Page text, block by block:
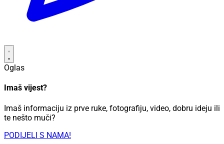
Oglas
Imaš vijest?
Imaš informaciju iz prve ruke, fotografiju, video, dobru ideju ili
te nešto muči?
PODIJELI S NAMA!